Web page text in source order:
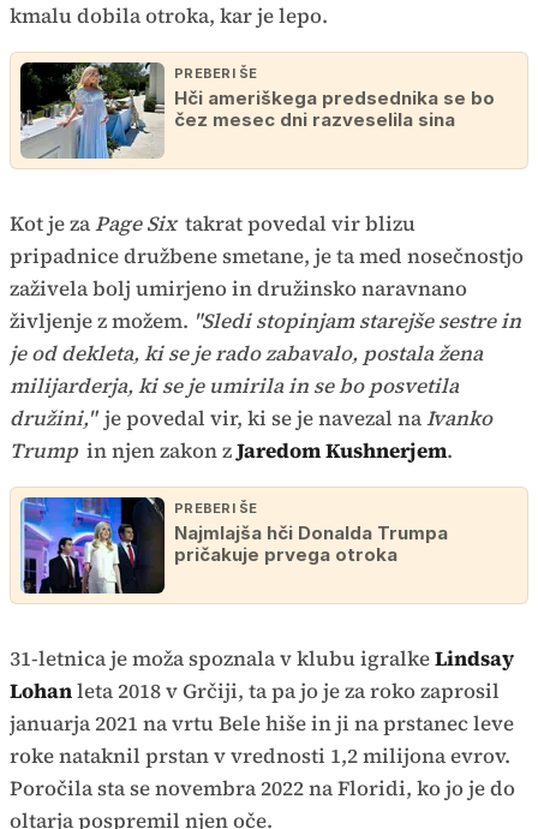
kmalu dobila otroka, kar je lepo.
PREBERI ŠE
Hči ameriškega predsednika se bo
čez mesec dni razveselila sina
Kot je zaPage Six takrat povedal vir blizu
pripadnice družbene smetane, je ta med nosečnostjo
zaživela bolj umirjeno in družinsko naravnano
življenje z možem. "Sledi stopinjam starejše sestre in
je od dekleta, ki se je rado zabavalo, postala žena
milijarderja, ki se je umirila in se bo posvetila
družini," je povedal vir, ki se je navezal naIvanko
Trump in njen zakon zJaredom Kushnerjem.
PREBERI ŠE
Najmlajša hči Donalda Trumpa
pričakuje prvega otroka
31-letnica je moža spoznala v klubu igralkeLindsay
Lohanleta 2018 v Grčiji, ta pa jo je za roko zaprosil
januarja 2021 na vrtu Bele hiše in ji na prstanec leve
roke nataknil prstan v vrednosti 1,2 milijona evrov.
Poročila sta se novembra 2022 na Floridi, ko jo je do
oltarja pospremil njen oče.